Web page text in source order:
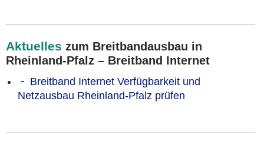
Aktuelles zum Breitbandausbau in
Rheinland-Pfalz – Breitband Internet
Breitband Internet Verfügbarkeit und
Netzausbau Rheinland-Pfalz prüfen